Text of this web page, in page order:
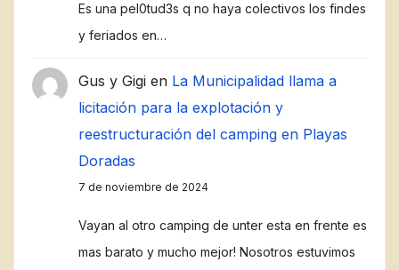
Es una pel0tud3s q no haya colectivos los findes
y feriados en…
Gus y Gigi en La Municipalidad llama a
licitación para la explotación y
reestructuración del camping en Playas
Doradas
7 de noviembre de 2024
Vayan al otro camping de unter esta en frente es
mas barato y mucho mejor! Nosotros estuvimos